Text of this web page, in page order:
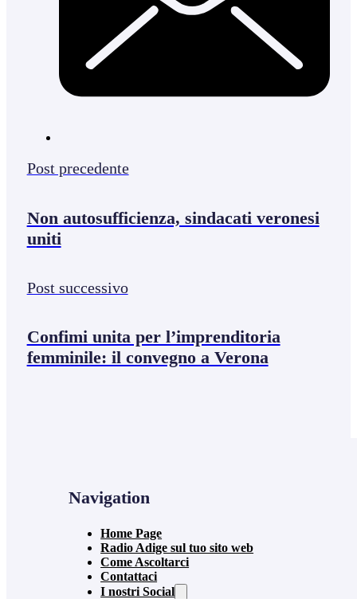
Post precedente
Non autosufficienza, sindacati veronesi
uniti
Post successivo
Confimi unita per l’imprenditoria
femminile: il convegno a Verona
Navigation
Home Page
Radio Adige sul tuo sito web
Come Ascoltarci
Contattaci
I nostri Social